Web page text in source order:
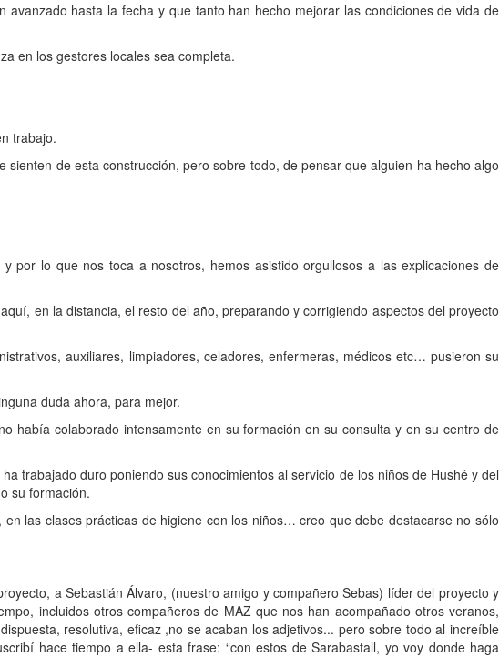
hasta la fecha y que tanto han hecho mejorar las condiciones de vida de
en los gestores locales sea completa.
trabajo.
de esta construcción, pero sobre todo, de pensar que alguien ha hecho algo
por lo que nos toca a nosotros, hemos asistido orgullosos a las explicaciones de
en la distancia, el resto del año, preparando y corrigiendo aspectos del proyecto
auxiliares, limpiadores, celadores, enfermeras, médicos etc… pusieron su
duda ahora, para mejor.
había colaborado intensamente en su formación en su consulta y en su centro de
trabajado duro poniendo sus conocimientos al servicio de los niños de Hushé y del
su formación.
las clases prácticas de higiene con los niños… creo que debe destacarse no sólo
a Sebastián Álvaro, (nuestro amigo y compañero Sebas) líder del proyecto y
incluidos otros compañeros de MAZ que nos han acompañado otros veranos,
resolutiva, eficaz ,no se acaban los adjetivos... pero sobre todo al increíble
hace tiempo a ella- esta frase: “con estos de Sarabastall, yo voy donde haga